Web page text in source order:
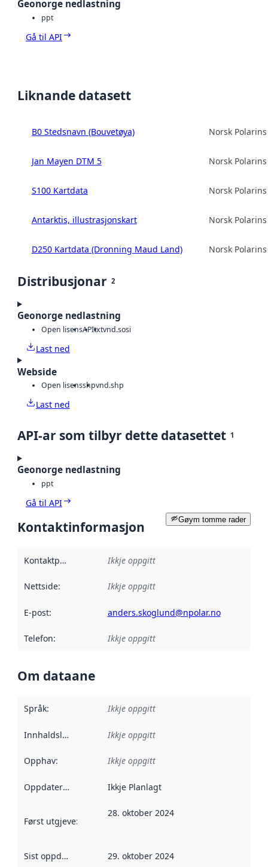
Geonorge nedlastning
ppt
Gå til API
Liknande datasett
B0 Stedsnavn (Bouvetøya) Norsk
Jan Mayen DTM 5 Norsk
S100 Kartdata Norsk
Antarktis, illustrasjonskart Norsk
D250 Kartdata (Dronning Maud Land) Norsk
Distribusjonar 2
Geonorge nedlastning
Open lisensAPItxtvnd.sosi
Last ned
Webside
Open lisensshpvnd.shp
Last ned
API-ar som tilbyr dette datasettet 1
Geonorge nedlastning
ppt
Gå til API
Gøym tomme rader
Kontaktinformasjon
Kontaktpunkt Ikkje oppgitt
Nettside: Ikkje oppgitt
E-post: anders.skoglund@npolar.no
Telefon: Ikkje oppgitt
Om dataane
Språk: Ikkje oppgitt
Innhaldsleverandørar :
Ikkje oppgitt
Opphav: Ikkje oppgitt
Oppdateringsfrekvens :
Ikkje Planlagt
Først utgjeve:
28. oktober 2024
Sist oppdatert 29. oktober 2024